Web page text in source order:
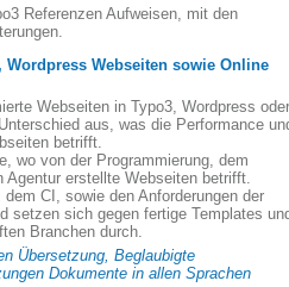
Referenzen Aufweisen, mit den
Webseiten sowie Online
Webseiten in Typo3, Wordpress oder
aus, was die Performance
betrifft.
wo von der Programmierung, dem
Agentur erstellte Webseiten betrifft.
CI, sowie den Anforderungen der
setzen sich gegen fertige Templates
Branchen durch.
Übersetzung, Beglaubigte
Dokumente in allen Sprachen